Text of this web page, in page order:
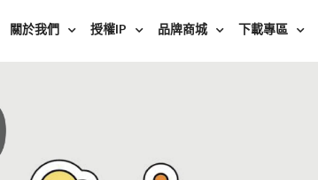
關於我們 授權IP 品牌商城 下載專區